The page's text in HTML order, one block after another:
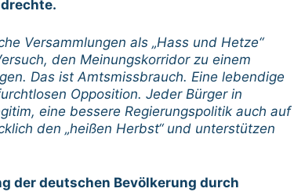
Versammlungen als „Hass und Hetze“
den Meinungskorridor zu einem
Das ist Amtsmissbrauch. Eine lebendige
Opposition. Jeder Bürger in
eine bessere Regierungspolitik auch auf
den „heißen Herbst“ und unterstützen
der deutschen Bevölkerung durch